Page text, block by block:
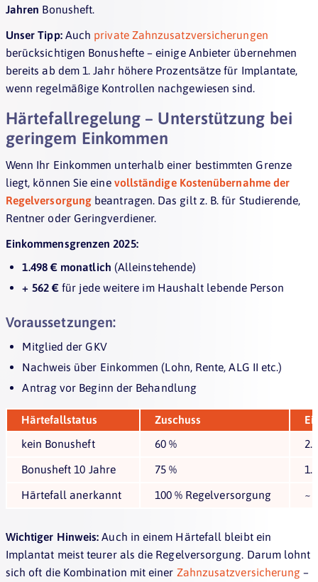
Jahren Bonusheft.
Unser Tipp:Auch private Zahnzusatzversicherungen
berücksichtigen Bonushefte – einige Anbieter übernehmen
bereits ab dem 1. Jahr höhere Prozentsätze für Implantate,
wenn regelmäßige Kontrollen nachgewiesen sind.
Härtefallregelung – Unterstützung bei
geringem Einkommen
Wenn Ihr Einkommen unterhalb einer bestimmten Grenze
liegt, können Sie eine vollständige Kostenübernahme der
Regelversorgung beantragen. Das gilt z. B. für Studierende,
Rentner oder Geringverdiener.
Einkommensgrenzen 2025:
1.498 € monatlich (Alleinstehende)
+ 562 € für jede weitere im Haushalt lebende Person
Voraussetzungen:
Mitglied der GKV
Nachweis über Einkommen (Lohn, Rente, ALG II etc.)
Antrag vor Beginn der Behandlung
Härtefallstatus Zuschuss
kein Bonusheft
60 %
Bonusheft 10 Jahre
75 %
Härtefall anerkannt
100 % Regelversorgung ~
Wichtiger Hinweis: Auch in einem Härtefall bleibt ein
Implantat meist teurer als die Regelversorgung. Darum lohnt
sich oft die Kombination mit einer Zahnzusatzversicherung –